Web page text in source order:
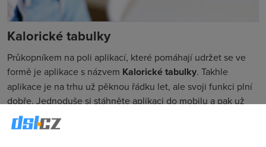
Kalorické tabulky
Průkopníkem na poli aplikací, které pomáhají udržet se ve
formě je aplikace s názvem Kalorické tabulky. Takhle
aplikace je na trhu už pěknou řádku let, ale svoji funkci plní
dobře. Jednoduše si stáhněte aplikaci do mobilu a pak už
jen zadávejte vše, co spořádáte, včetně nápojů. Aplikace má
rozsáhlou databázi potravin a nestává se moc často, že byste